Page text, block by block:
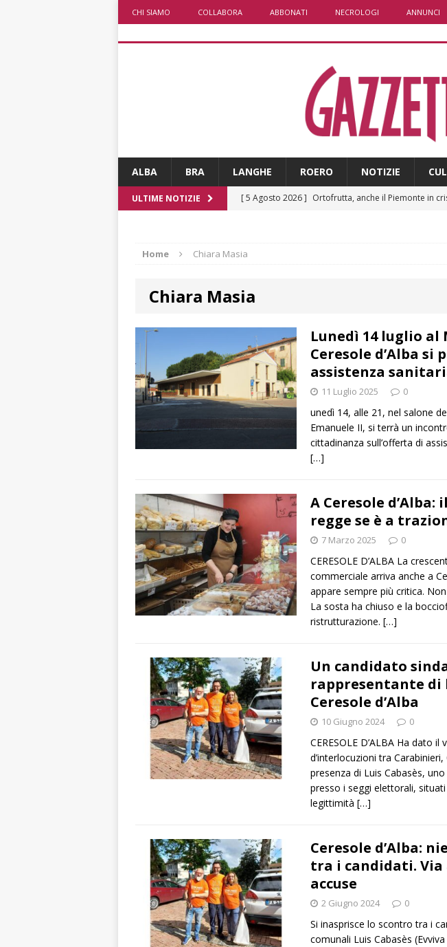
CHI SIAMO COLLABORA ABBONATI NECROLOGI ANNUNCI
ALBA BRA LANGHE ROERO NOTIZIE
ULTIME NOTIZIE [ 5 Agosto 2026 ] Ortofrutta, anche il Piemonte in
[ 5 Agosto 2026 ]
[ 5 Agosto 2026 ]
Serie D, secondo test per il Bra
BRA
[ 5 Agosto 2026 ]
Sarvanot, piccoli folletti dispettosi
ALTRE NOTIZIE
[ 5 Agosto 2026 ]
Incidente in viale Madonna dei
sostituire le barriere laterali
ALBA
[ 5 Agosto 2026 ]
Piemonte Film TV Fund: 13
CULTURA
Home Chiara Masia
Chiara Masia
Lunedì 14 luglio al
Ceresole d’Alba si
assistenza
11 Luglio 2025 0
unedì 14, alle 21, nel salone
Emanuele II, si terrà un
cittadinanza sull’offerta di
[…]
A Ceresole d’Alba:
regge se è a
7 Marzo 2025 0
CERESOLE D’ALBA La
commerciale arriva anche a
appare sempre più critica.
La sosta ha chiuso e la
ristrutturazione. […]
Un candidato
rappresentante di
Ceresole d’Alba
10 Giugno 2024 0
CERESOLE D’ALBA Ha dato il
d’interlocuzioni tra
presenza di Luis Cabasès,
presso i seggi elettorali,
legittimità […]
Ceresole d’Alba:
tra i candidati. Via
accuse
2 Giugno 2024 0
Si inasprisce lo scontro tra i
comunali Luis Cabasès